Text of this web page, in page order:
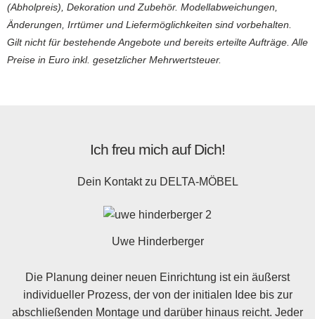
(Abholpreis), Dekoration und Zubehör. Modellabweichungen,
Änderungen, Irrtümer und Liefermöglichkeiten sind vorbehalten.
Gilt nicht für bestehende Angebote und bereits erteilte Aufträge. Alle
Preise in Euro inkl. gesetzlicher Mehrwertsteuer.
Ich freu mich auf Dich!
Dein Kontakt zu DELTA-MÖBEL
Uwe Hinderberger
Die Planung deiner neuen Einrichtung ist ein äußerst
individueller Prozess, der von der initialen Idee bis zur
abschließenden Montage und darüber hinaus reicht. Jeder